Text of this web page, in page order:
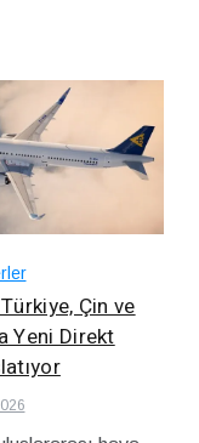
Çin ve
Yeni Direkt